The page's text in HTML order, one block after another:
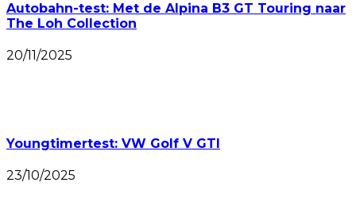
Autobahn-test: Met de Alpina B3 GT Touring naar
The Loh Collection
20/11/2025
Youngtimertest: VW Golf V GTI
23/10/2025